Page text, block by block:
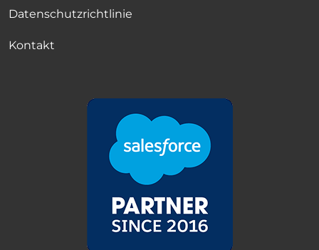
Datenschutzrichtlinie
Kontakt